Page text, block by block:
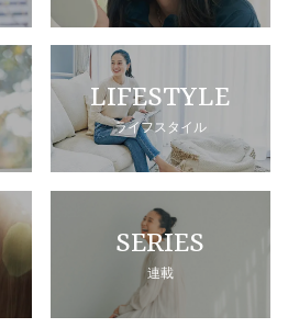
LIFESTYLE
ライフスタイル
SERIES
連載